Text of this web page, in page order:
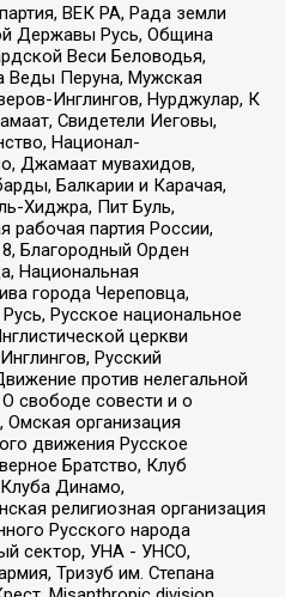
ВЕК РА, Рада земли
Державы Русь, Община
Веси Беловодья,
Веды Перуна, Мужская
Инглингов, Нурджулар, К
Свидетели Иеговы,
Национал-
Джамаат мувахидов,
Балкарии и Карачая,
Хиджра, Пит Буль,
рабочая партия России,
Благородный Орден
Национальная
города Череповца,
Русское национальное
церкви
Русский
против нелегальной
свободе совести и о
Омская организация
движения Русское
Братство, Клуб
Динамо,
религиозная организация
Русского народа
сектор, УНА - УНСО,
Тризуб им. Степана